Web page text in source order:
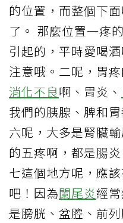
的位置，而整個下
了。 那麼位置一疼
引起的，平時愛喝
注意哦。二呢，胃
消化不良啊、胃炎、
我們的胰腺、脾和
六呢，大多是腎臟
的五疼啊，都是腸
七這個地方呢，應
吧！因為闌尾炎經
是膀胱、盆腔、前